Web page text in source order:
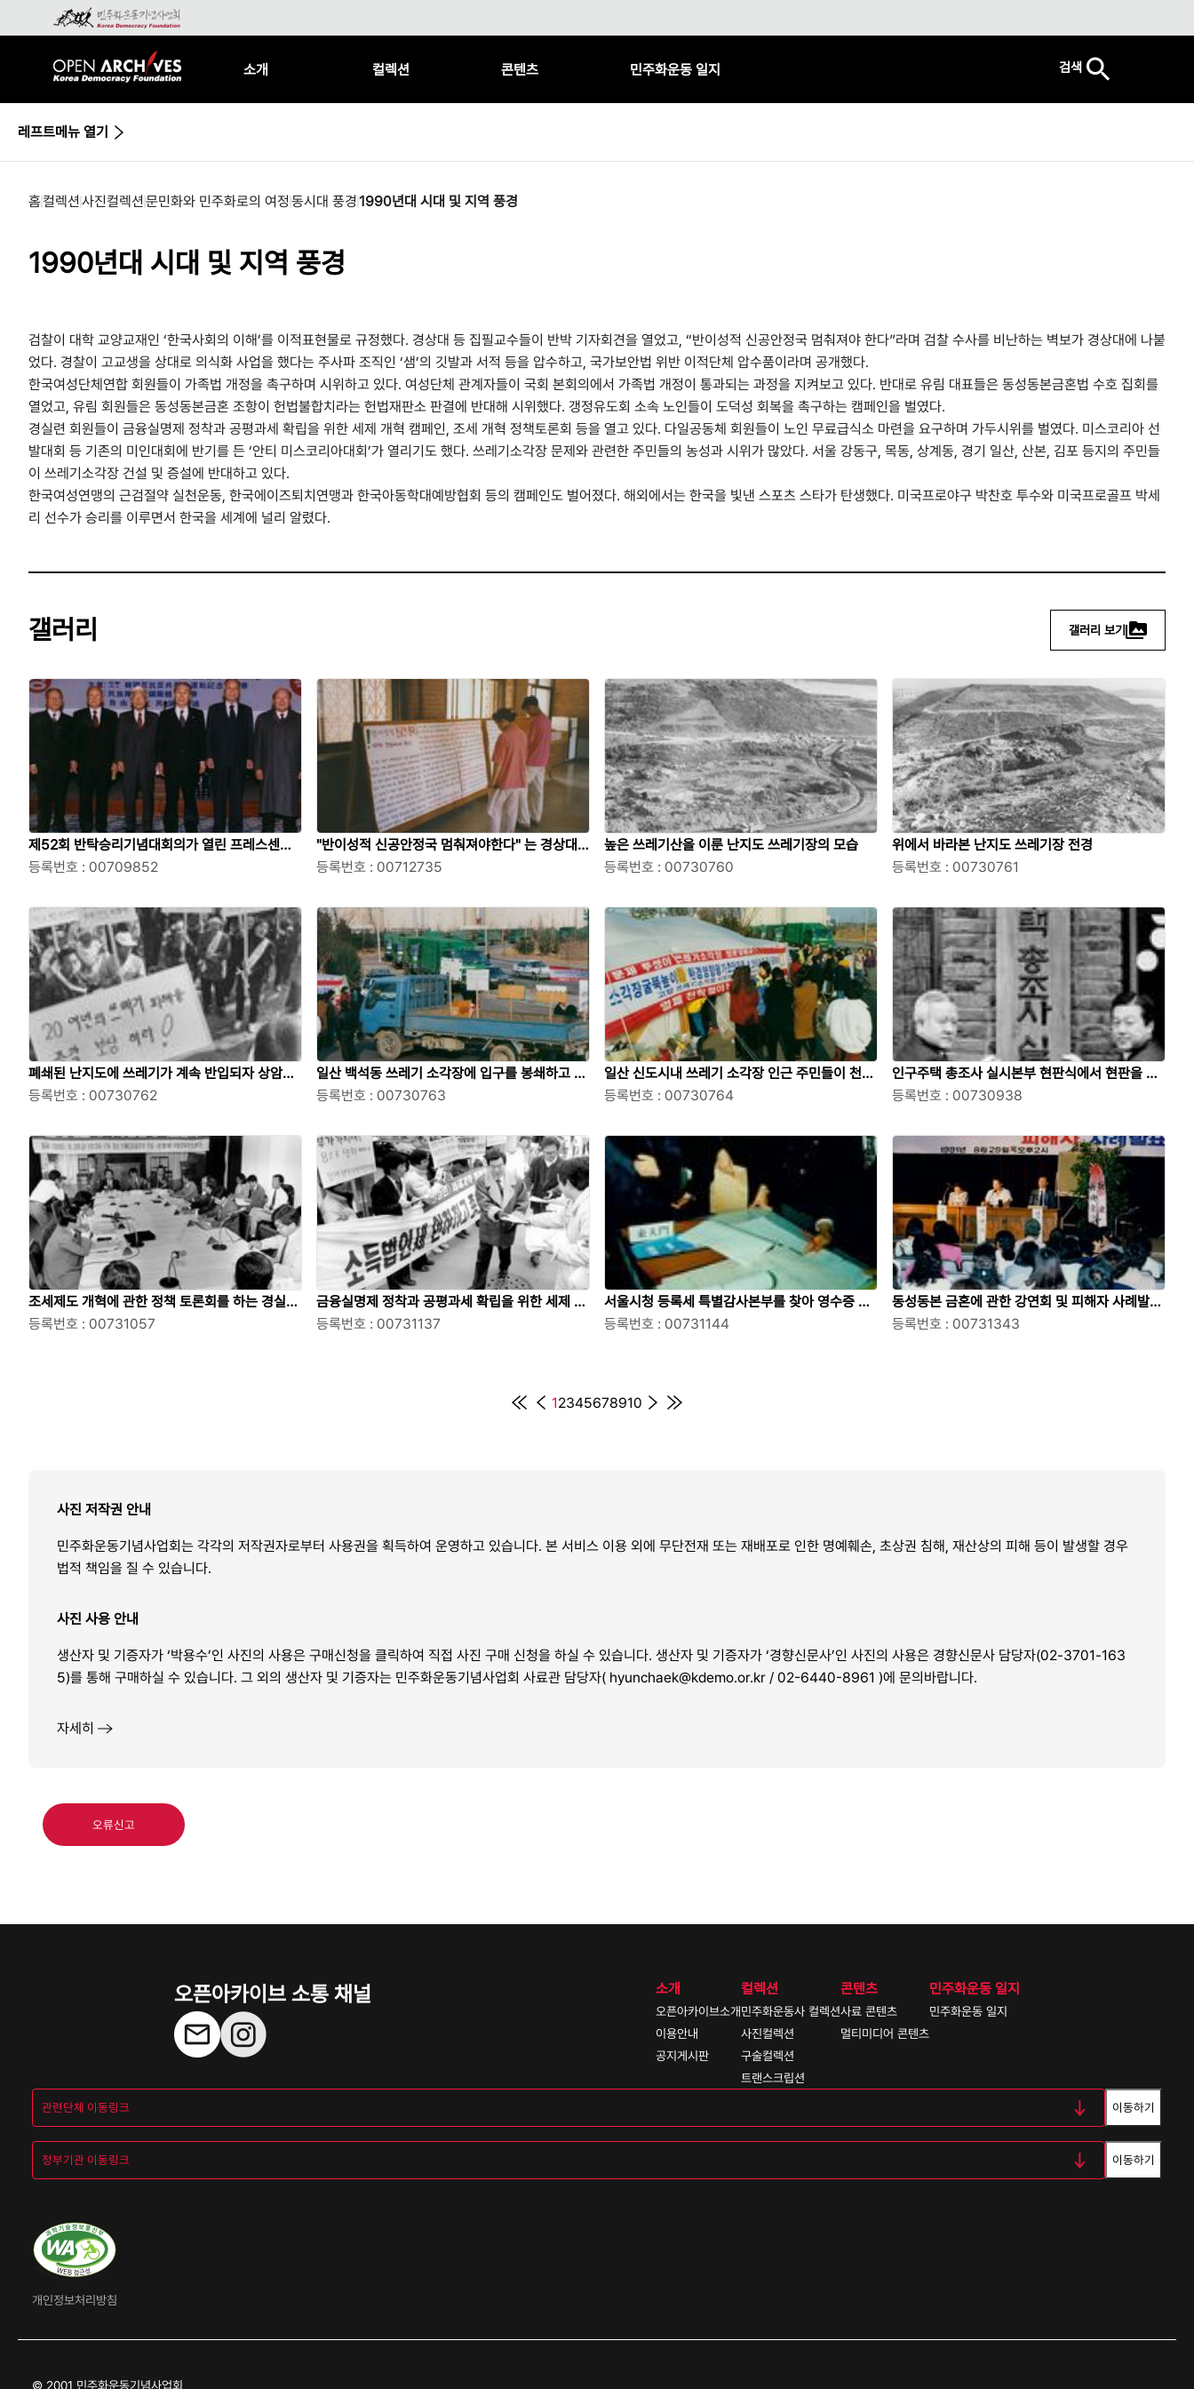
소개 컬렉션 콘텐츠 민주화운동 일지 검색
레프트메뉴 열기
홈컬렉션 사진컬렉션 문민화와 민주화로의 여정 동시대 풍경 1990년대 시대 및 지역 풍경
1990년대 시대 및 지역 풍경
검찰이 대학 교양교재인 ‘한국사회의 이해’를 이적표현물로 규정했다. 경상대 등 집필교수들이 반박 기자회견을 열었고, “반이성적 신공안정국 멈춰져야 한다”라며 검찰 수사를 비난하는 벽보가 경상대에 나붙
었다. 경찰이 고교생을 상대로 의식화 사업을 했다는 주사파 조직인 ‘샘’의 깃발과 서적 등을 압수하고, 국가보안법 위반 이적단체 압수품이라며 공개했다.
한국여성단체연합 회원들이 가족법 개정을 촉구하며 시위하고 있다. 여성단체 관계자들이 국회 본회의에서 가족법 개정이 통과되는 과정을 지켜보고 있다. 반대로 유림 대표들은 동성동본금혼법 수호 집회를
열었고, 유림 회원들은 동성동본금혼 조항이 헌법불합치라는 헌법재판소 판결에 반대해 시위했다. 갱정유도회 소속 노인들이 도덕성 회복을 촉구하는 캠페인을 벌였다.
경실련 회원들이 금융실명제 정착과 공평과세 확립을 위한 세제 개혁 캠페인, 조세 개혁 정책토론회 등을 열고 있다. 다일공동체 회원들이 노인 무료급식소 마련을 요구하며 가두시위를 벌였다. 미스코리아 선
발대회 등 기존의 미인대회에 반기를 든 ‘안티 미스코리아대회’가 열리기도 했다. 쓰레기소각장 문제와 관련한 주민들의 농성과 시위가 많았다. 서울 강동구, 목동, 상계동, 경기 일산, 산본, 김포 등지의 주민들
이 쓰레기소각장 건설 및 증설에 반대하고 있다.
한국여성연맹의 근검절약 실천운동, 한국에이즈퇴치연맹과 한국아동학대예방협회 등의 캠페인도 벌어졌다. 해외에서는 한국을 빛낸 스포츠 스타가 탄생했다. 미국프로야구 박찬호 투수와 미국프로골프 박세
리 선수가 승리를 이루면서 한국을 세계에 널리 알렸다.
갤러리 갤러리 보기
제52회 반탁승리기념대회의가 열린 프레스센터
국제회의장에서 한국반탁반공학생운동기념사업
등록번호 : 00709852
"반이성적 신공안정국 멈춰져야한다" 는 경상대
벽보
등록번호 : 00712735
높은 쓰레기산을 이룬 난지도 쓰레기장의 모습
등록번호 : 00730760
위에서 바라본 난지도 쓰레기장 전경
등록번호 : 00730761
폐쇄된 난지도에 쓰레기가 계속 반입되자 상암동
일대 주민들이 피해보상을 요구하며 항의시위를
등록번호 : 00730762
일산 백석동 쓰레기 소각장에 입구를 봉쇄하고 시
위를 하는 모습
등록번호 : 00730763
일산 신도시내 쓰레기 소각장 인근 주민들이 천막
을 쳐놓고 농성을 벌이는 모습
등록번호 : 00730764
인구주택 총조사 실시본부 현판식에서 현판을 거
는 조순 서울시장
등록번호 : 00730938
조세제도 개혁에 관한 정책 토론회를 하는 경실련
회원들
등록번호 : 00731057
금융실명제 정착과 공평과세 확립을 위한 세제 개
혁 캠페인을 벌이는 경실련 회원들
등록번호 : 00731137
서울시청 등록세 특별감사본부를 찾아 영수증 대
조작업을 참관하는 시민단체 회원들
등록번호 : 00731144
동성동본 금혼에 관한 강연회 및 피해자 사례발표
회에 참석한 시민들
등록번호 : 00731343
12345678910
사진 저작권 안내
민주화운동기념사업회는 각각의 저작권자로부터 사용권을 획득하여 운영하고 있습니다. 본 서비스 이용 외에 무단전재 또는 재배포로 인한 명예훼손, 초상권 침해, 재산상의 피해 등이 발생할 경우
법적 책임을 질 수 있습니다.
사진 사용 안내
생산자 및 기증자가 ‘박용수’인 사진의 사용은 구매신청을 클릭하여 직접 사진 구매 신청을 하실 수 있습니다. 생산자 및 기증자가 ‘경향신문사’인 사진의 사용은 경향신문사 담당자(02-3701-163
5)를 통해 구매하실 수 있습니다. 그 외의 생산자 및 기증자는 민주화운동기념사업회 사료관 담당자( hyunchaek@kdemo.or.kr / 02-6440-8961 )에 문의바랍니다.
자세히
오류신고
오픈아카이브 소통 채널 소개
오픈아카이브소개
이용안내
공지게시판
컬렉션
민주화운동사 컬렉션
사진컬렉션
구술컬렉션
트랜스크립션
콘텐츠
사료 콘텐츠
멀티미디어 콘텐츠
민주화운동 일지
민주화운동 일지
이동하기
이동하기
개인정보처리방침
© 2001 민주화운동기념사업회